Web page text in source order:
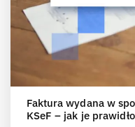
Faktura wydana w
KSeF – jak je